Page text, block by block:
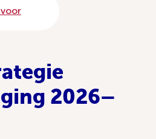
voor
2026–